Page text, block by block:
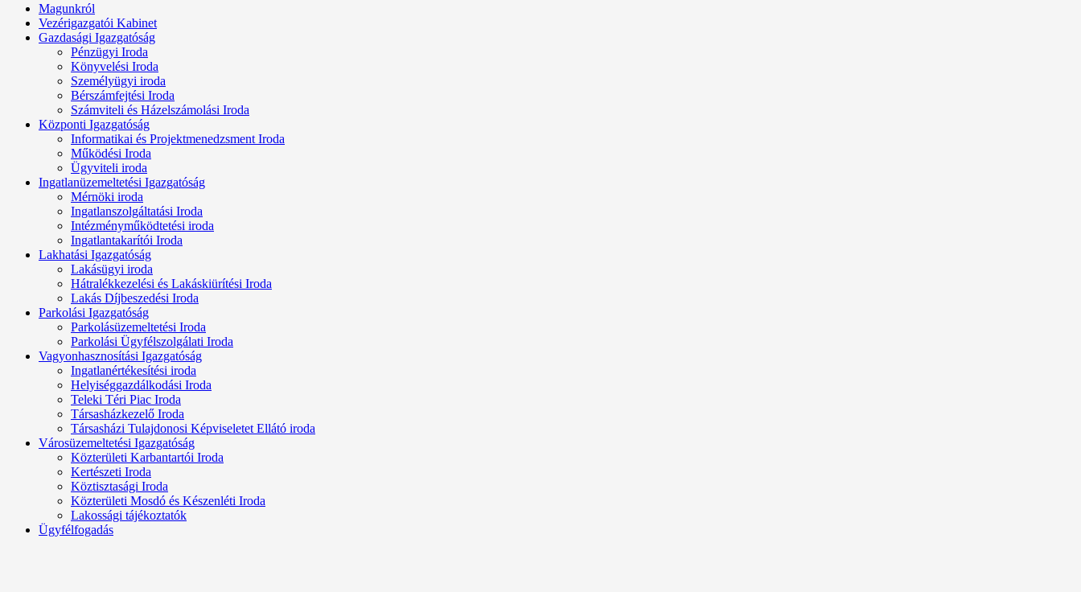
Magunkról
Vezérigazgatói Kabinet
Gazdasági Igazgatóság
Pénzügyi Iroda
Könyvelési Iroda
Személyügyi iroda
Bérszámfejtési Iroda
Számviteli és Házelszámolási Iroda
Központi Igazgatóság
Informatikai és Projektmenedzsment Iroda
Működési Iroda
Ügyviteli iroda
Ingatlanüzemeltetési Igazgatóság
Mérnöki iroda
Ingatlanszolgáltatási Iroda
Intézményműködtetési iroda
Ingatlantakarítói Iroda
Lakhatási Igazgatóság
Lakásügyi iroda
Hátralékkezelési és Lakáskiürítési Iroda
Lakás Díjbeszedési Iroda
Parkolási Igazgatóság
Parkolásüzemeltetési Iroda
Parkolási Ügyfélszolgálati Iroda
Vagyonhasznosítási Igazgatóság
Ingatlanértékesítési iroda
Helyiséggazdálkodási Iroda
Teleki Téri Piac Iroda
Társasházkezelő Iroda
Társasházi Tulajdonosi Képviseletet Ellátó iroda
Városüzemeltetési Igazgatóság
Közterületi Karbantartói Iroda
Kertészeti Iroda
Köztisztasági Iroda
Közterületi Mosdó és Készenléti Iroda
Lakossági tájékoztatók
Ügyfélfogadás